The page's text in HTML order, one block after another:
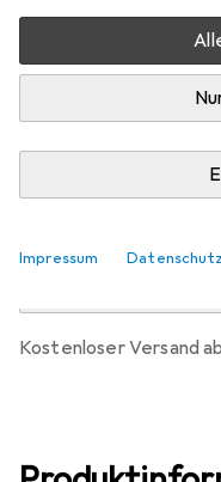
Impressum
Zwischen Mi, 12.8.
Mehr als 10 Stück
Lieferort angeben
Kostenloser Versand